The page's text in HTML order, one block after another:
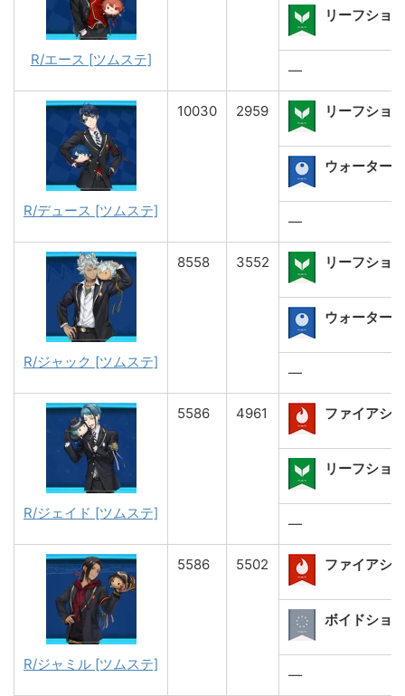
R/エース [ツムステ]
リーフショ
―
R/デュース [ツムステ]
10030 2959 リーフショ
ウォーター
―
R/ジャック [ツムステ]
8558 3552 リーフショ
ウォーター
―
R/ジェイド [ツムステ]
5586 4961 ファイアシ
リーフショ
―
R/ジャミル [ツムステ]
5586 5502 ファイアシ
ボイドショ
―